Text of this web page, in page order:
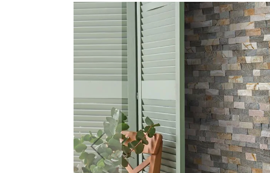
Passer
à
la
fin
de
la
galerie